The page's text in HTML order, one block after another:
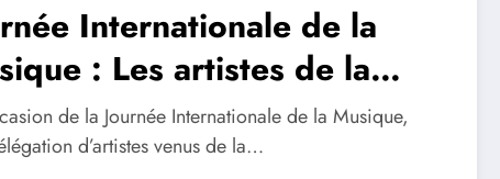
Internationale de la
: Les artistes de la
forestière célèbrent le
Moussa Moïse Sylla .
de la Journée Internationale de la Musique,
d’artistes venus de la…